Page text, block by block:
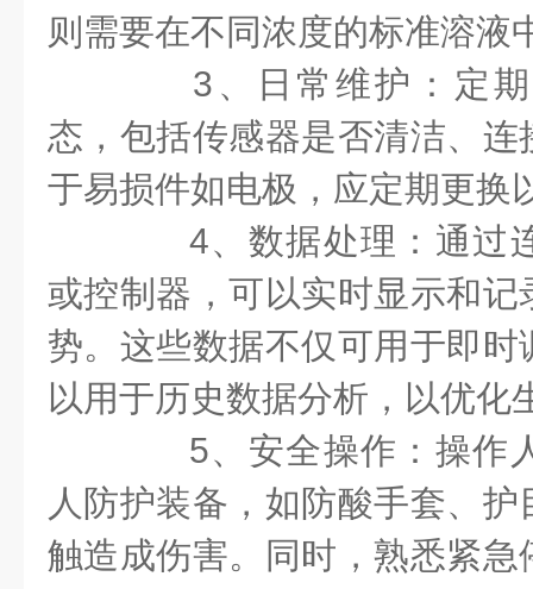
则需要在不同浓度的标准溶液
3、日常维护：定期
态，包括传感器是否清洁、
于易损件如电极，应定期更换
4、数据处理：通过
或控制器，可以实时显示和
势。这些数据不仅可用于即
以用于历史数据分析，以优化
5、安全操作：操作
人防护装备，如防酸手套、
触造成伤害。同时，熟悉紧